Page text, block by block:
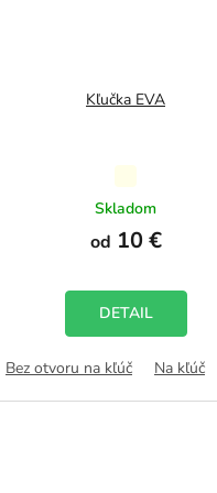
FAB
Kľučka EVA
hodnotenie
produktu
je
z
5
hviezdičiek.
Skladom
od 10 €
DETAIL
Bez otvoru na kľúč Na kľúč